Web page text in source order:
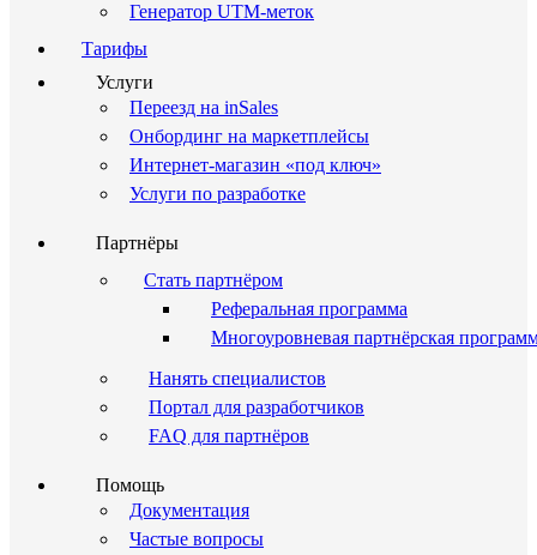
Генератор UTM-меток
Тарифы
Услуги
Переезд на inSales
Онбординг на маркетплейсы
Интернет-магазин «под ключ»
Услуги по разработке
Партнёры
Стать партнёром
Реферальная программа
Многоуровневая партнёрская
Нанять специалистов
Портал для разработчиков
FAQ для партнёров
Помощь
Документация
Частые вопросы